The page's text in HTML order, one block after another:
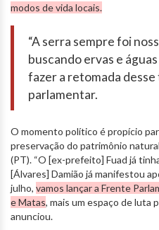
modos de vida locais.
“A serra sempre foi
buscando ervas e
fazer a retomada
parlamentar.
O momento político é propício
preservação do patrimônio
(PT). “O [ex-prefeito] Fuad já
[Álvares] Damião já manifestou
julho, vamos lançar a Frente
e Matas, mais um espaço de luta
anunciou.